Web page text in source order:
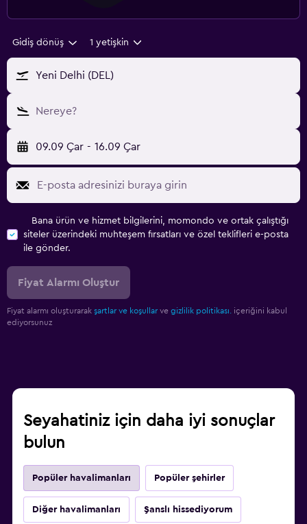
Gidiş dönüş 1 yetişkin
Yeni Delhi (DEL)
Nereye?
09.09 Çar - 16.09 Çar
Bana ürün ve hizmet bilgilerini, momondo ve ortak çalıştığı
siteler üzerindeki muhteşem fırsatları ve özel teklifleri e-posta
ile gönder.
Fiyat Alarmı Oluştur
Fiyat alarmı oluşturarak şartlar ve koşullar ve gizlilik politikası.
içeriğini kabul
ediyorsunuz
Seyahatiniz için daha iyi sonuçlar
bulun
Popüler havalimanları Popüler şehirler
Diğer havalimanları Şanslı hissediyorum